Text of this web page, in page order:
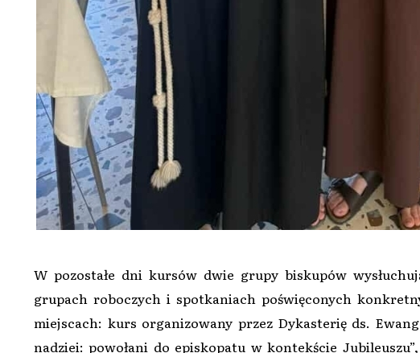
W pozostałe dni kursów dwie grupy biskupów
grupach roboczych i spotkaniach poświęconych
miejscach: kurs organizowany przez Dykasterię ds.
nadziei: powołani do episkopatu w kontekście